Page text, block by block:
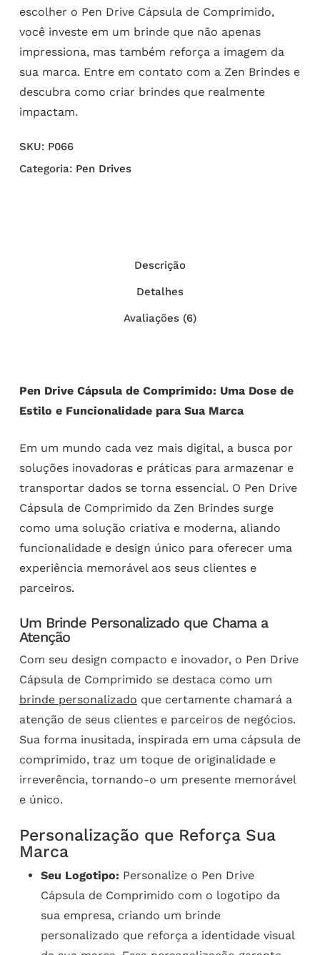
escolher o Pen Drive Cápsula de Comprimido,
você investe em um brinde que não apenas
impressiona, mas também reforça a imagem da
sua marca. Entre em contato com a Zen Brindes e
descubra como criar brindes que realmente
impactam.
SKU: P066
Categoria: Pen Drives
Descrição
Detalhes
Avaliações (6)
Pen Drive Cápsula de Comprimido: Uma Dose de
Estilo e Funcionalidade para Sua Marca
Em um mundo cada vez mais digital, a busca por
soluções inovadoras e práticas para armazenar e
transportar dados se torna essencial. O Pen Drive
Cápsula de Comprimido da Zen Brindes surge
como uma solução criativa e moderna, aliando
funcionalidade e design único para oferecer uma
experiência memorável aos seus clientes e
parceiros.
Um Brinde Personalizado que Chama a
Atenção
Com seu design compacto e inovador, o Pen Drive
Cápsula de Comprimido se destaca como um
brinde personalizado que certamente chamará a
atenção de seus clientes e parceiros de negócios.
Sua forma inusitada, inspirada em uma cápsula de
comprimido, traz um toque de originalidade e
irreverência, tornando-o um presente memorável
e único.
Personalização que Reforça Sua
Marca
Seu Logotipo: Personalize o Pen Drive
Cápsula de Comprimido com o logotipo da
sua empresa, criando um brinde
personalizado que reforça a identidade visual